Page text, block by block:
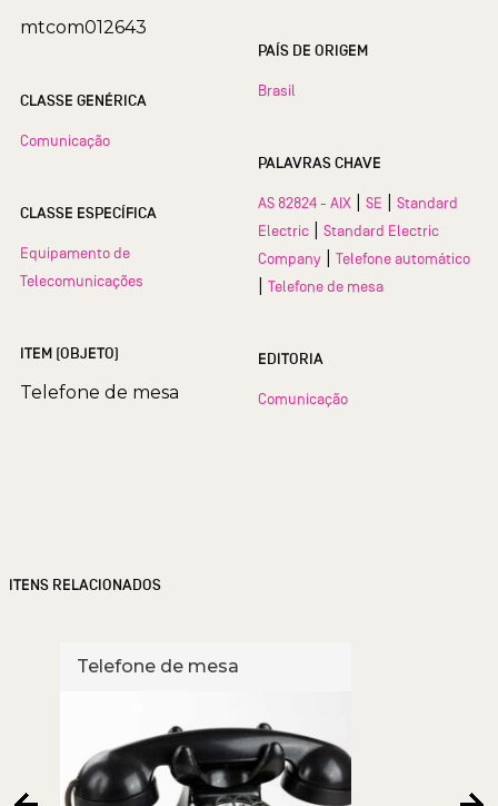
mtcom012643
CLASSE GENÉRICA
Comunicação
CLASSE ESPECÍFICA
Equipamento de
Telecomunicações
ITEM (OBJETO)
Telefone de mesa
PAÍS DE ORIGEM
Brasil
PALAVRAS CHAVE
AS 82824 - AIX SE
Standard
Electric
Standard Electric
Company
Telefone automático
Telefone de mesa
EDITORIA
Comunicação
ITENS RELACIONADOS
Telefone de mesa